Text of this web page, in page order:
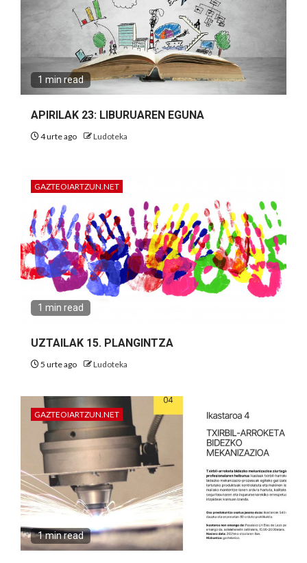
1 min read
APIRILAK 23: LIBURUAREN EGUNA
4 urte ago Ludoteka
GAZTEOIARTZUN.NET
1 min read
UZTAILAK 15. PLANGINTZA
5 urte ago Ludoteka
GAZTEOIARTZUN.NET
1 min read